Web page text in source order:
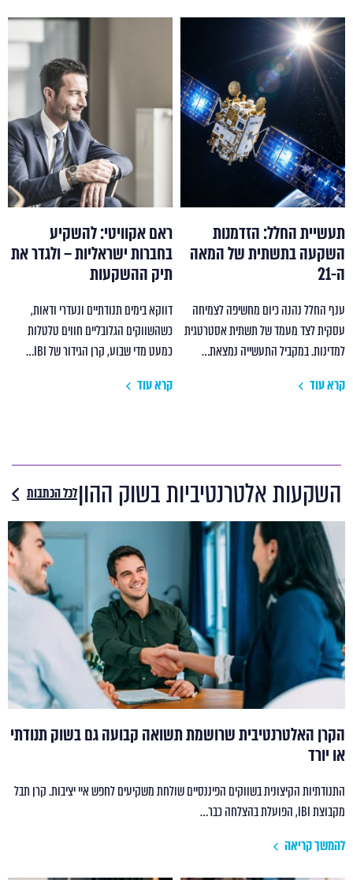
תעשיית החלל: הזדמנות
השקעה בתשתית של המאה
ה-21
ענף החלל נהנה כיום מחשיפה לצמיחה
עסקית לצד מעמד של תשתית אסטרטגית
למדינות. במקביל התעשייה נמצאת…
קרא עוד
ראם אקוויטי: להשקיע
בחברות ישראליות – ולגדר את
תיק ההשקעות
דווקא בימים תנודתיים ונעדרי ודאות,
כשהשווקים הגלובליים חווים טלטלות
כמעט מדי שבוע, קרן הגידור של IBI…
קרא עוד
השקעות אלטרנטיביות בשוק ההוןלכל הכתבות
הקרן האלטרנטיבית שרושמת תשואה קבועה גם בשוק תנודתי
או יורד
התנודתיות הקיצונית בשווקים הפיננסיים שולחת משקיעים לחפש איי יציבות. קרן תבל
מקבוצת IBI, הפועלת בהצלחה כבר…
להמשך קריאה